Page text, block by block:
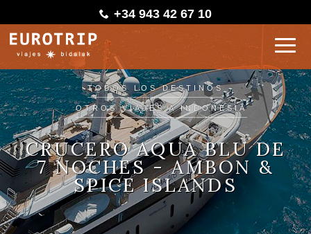
+34 943 42 67 10
TODOS LOS DESTINOS
OTROS VIAJES A INDONESIA
CRUCERO AQUA BLU DE
7 NOCHES - AMBON &
SPICE ISLANDS